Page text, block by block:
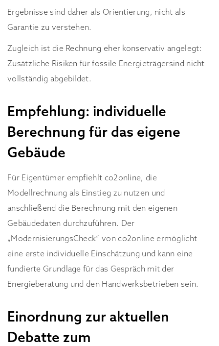
Ergebnisse sind daher als Orientierung, nicht als
Garantie zu verstehen.
Zugleich ist die Rechnung eher konservativ angelegt:
Zusätzliche Risiken für fossile Energieträgersind nicht
vollständig abgebildet.
Empfehlung: individuelle
Berechnung für das eigene
Gebäude
Für Eigentümer empfiehlt co2online, die
Modellrechnung als Einstieg zu nutzen und
anschließend die Berechnung mit den eigenen
Gebäudedaten durchzuführen. Der
„ModernisierungsCheck“ von co2online ermöglicht
eine erste individuelle Einschätzung und kann eine
fundierte Grundlage für das Gespräch mit der
Energieberatung und den Handwerksbetrieben sein.
Einordnung zur aktuellen
Debatte zum